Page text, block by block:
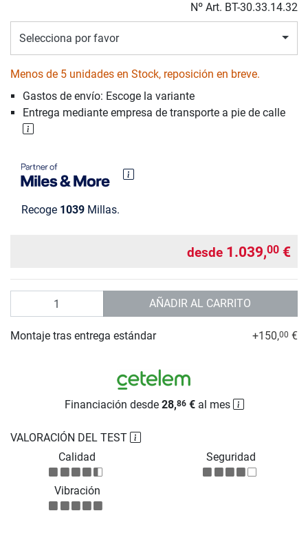
Nº Art. BT-30.33.14.32
Selecciona por favor
Menos de 5 unidades en Stock, reposición en breve.
Gastos de envío: Escoge la variante
Entrega mediante empresa de transporte a pie de calle
Recoge 1039 Millas.
desde 1.039,00 €
AÑADIR AL CARRITO
VALORACIÓN DEL TEST
Calidad
Seguridad
Vibración
Montaje tras entrega estándar +150,00 €
Financiación desde 28,86€al mes